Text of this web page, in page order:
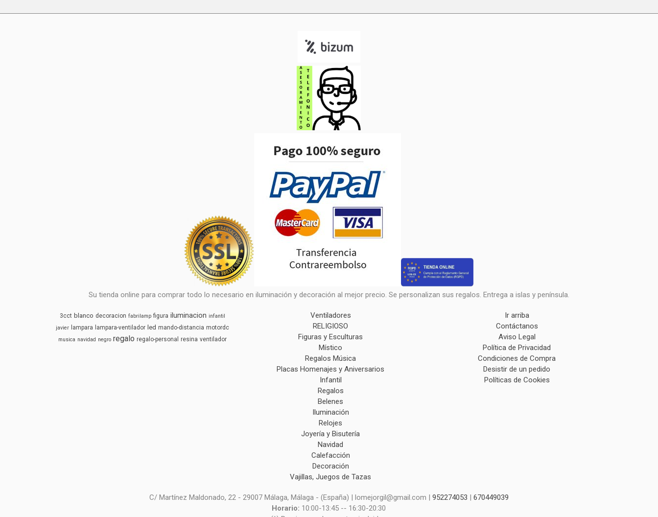
Su tienda online para comprar todo lo necesario en iluminación y decoración al mejor precio. Se personalizan sus regalos. Entrega a islas y península.
3cct blanco decoracion fabrilamp figura iluminacion infantil
javier
lampara lampara-ventilador led mando-distancia motordc
musica navidad negro regalo regalo-personal resina ventilador
Ventiladores
RELIGIOSO
Figuras y Esculturas
Místico
Regalos Música
Placas Homenajes y Aniversarios
Infantil
Regalos
Belenes
Iluminación
Relojes
Joyería y Bisutería
Navidad
Calefacción
Decoración
Vajillas, Juegos de Tazas
Ir arriba
Contáctanos
Aviso Legal
Política de Privacidad
Condiciones de Compra
Desistir de un pedido
Políticas de Cookies
C/ Martínez Maldonado, 22 - 29007 Málaga, Málaga - (España) | lomejorgil@gmail.com | 952274053 | 670449039
Horario: 10:00-13:45 -- 16:30-20:30